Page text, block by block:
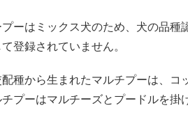
ーはミックス犬のため、犬の品
登録されていません。
種から生まれたマルチプーは、
プーはマルチーズとプードルを